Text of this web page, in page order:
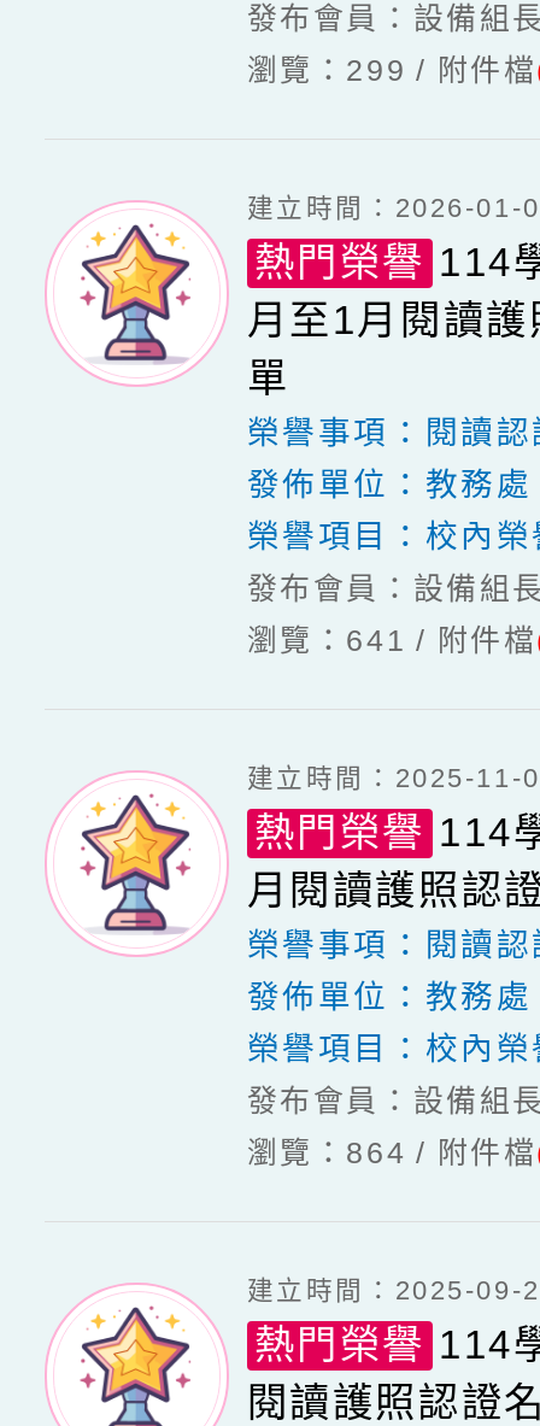
發布會員：設備組
瀏覽：299
附件檔
建立時間：2026-01-
熱門榮譽 114
月至1月閱讀
單
榮譽事項： 閱讀
發佈單位： 教務處
榮譽項目： 校內榮
發布會員：設備組
瀏覽：641
附件檔
建立時間：2025-11-
熱門榮譽 114
月閱讀護照認
榮譽事項： 閱讀
發佈單位： 教務處
榮譽項目： 校內榮
發布會員：設備組
瀏覽：864
附件檔
建立時間：2025-09-
熱門榮譽 114
閱讀護照認證